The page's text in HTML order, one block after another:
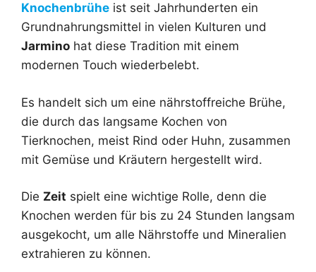
Knochenbrühe ist seit Jahrhunderten ein
Grundnahrungsmittel in vielen Kulturen und
Jarmino hat diese Tradition mit einem
modernen Touch wiederbelebt.
Es handelt sich um eine nährstoffreiche Brühe,
die durch das langsame Kochen von
Tierknochen, meist Rind oder Huhn, zusammen
mit Gemüse und Kräutern hergestellt wird.
Die Zeit spielt eine wichtige Rolle, denn die
Knochen werden für bis zu 24 Stunden langsam
ausgekocht, um alle Nährstoffe und Mineralien
extrahieren zu können.